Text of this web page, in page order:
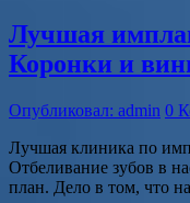
Лучшая
Коронки и
Опубликовал: admin 0
Лучшая клиника по
Отбеливание зубов в
план. Дело в том, что